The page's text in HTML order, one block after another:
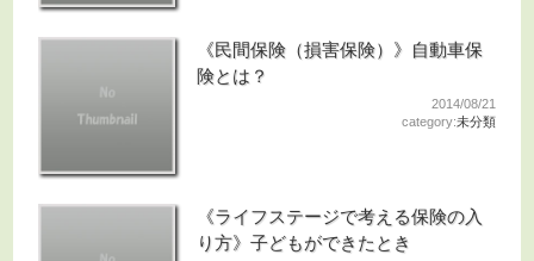
《民間保険（損害保険）》自動車保
険とは？
2014/08/21
category:未分類
《ライフステージで考える保険の入
り方》子どもができたとき